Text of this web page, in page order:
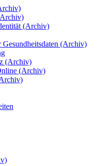
(Archiv)
Gesundheitsdaten (Archiv)
(Archiv)
(Archiv)